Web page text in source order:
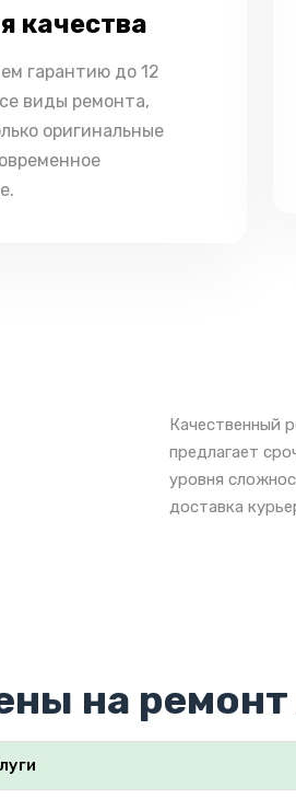
качества
гарантию до 12
виды ремонта,
оригинальные
Качественный
предлагает
уровня
доставка
на